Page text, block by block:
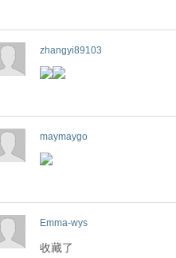
zhangyi89103
maymaygo
Emma-wys
收藏了